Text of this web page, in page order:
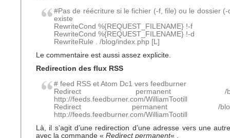
#Pas de réécriture si le fichier (-f, file) ou le dossier (-
existe
RewriteCond %{REQUEST_FILENAME} !-f
RewriteCond %{REQUEST_FILENAME} !-d
RewriteRule . /blog/index.php [L]
Le commentaire est aussi assez explicite.
Redirection des flux RSS
# feed RSS et Atom Dc1 vers feedburner
Redirect permanent /blog/
http://feeds.feedburner.com/WilliamTootill
Redirect permanent /blog/
http://feeds.feedburner.com/WilliamTootill
Là, il s’agit d’une redirection d’une adresse vers une
avec la commande « Redirect permanent« .